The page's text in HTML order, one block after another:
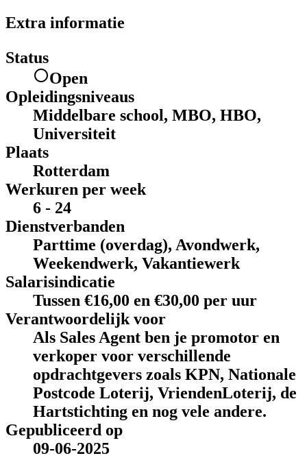
Extra informatie
Status
Open
Opleidingsniveaus
Middelbare school, MBO, HBO,
Universiteit
Plaats
Rotterdam
Werkuren per week
6 - 24
Dienstverbanden
Parttime (overdag), Avondwerk,
Weekendwerk, Vakantiewerk
Salarisindicatie
Tussen €16,00 en €30,00 per uur
Verantwoordelijk voor
Als Sales Agent ben je promotor en
verkoper voor verschillende
opdrachtgevers zoals KPN, Nationale
Postcode Loterij, VriendenLoterij, de
Hartstichting en nog vele andere.
Gepubliceerd op
09-06-2025